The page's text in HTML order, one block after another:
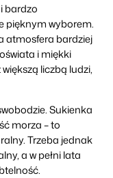
bardzo
pięknym wyborem.
atmosfera bardziej
i miękki
liczbą ludzi,
Sukienka
morza – to
Trzeba jednak
a w pełni lata